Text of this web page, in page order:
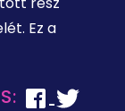
Ez a